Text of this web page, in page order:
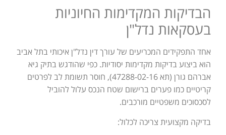
הבדיקות המקדימות החיוניות
בעסקאות נדל"ן
אחד התפקידים המכריעים של עורך דין נדל"ן איכותי בתל אביב
הוא ביצוע בדיקות מקדימות יסודיות. כפי שהודגש בתיק גיא
אברהם גורן (תא 47288-02-16), חוסר תשומת לב לפרטים
קריטיים כמו פערים ברישום שטח הנכס עלול להוביל
לסכסוכים משפטיים מורכבים.
בדיקה מקצועית צריכה לכלול: